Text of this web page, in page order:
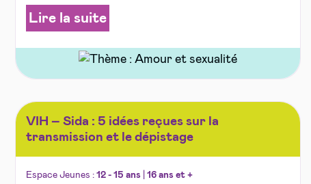
Lire la suite
VIH – Sida : 5 idées reçues sur la
transmission et le dépistage
Espace Jeunes : 12 - 15 ans 16 ans et +